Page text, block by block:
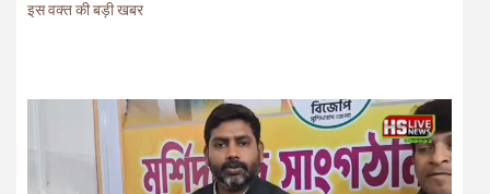
इस वक्त की बड़ी खबर